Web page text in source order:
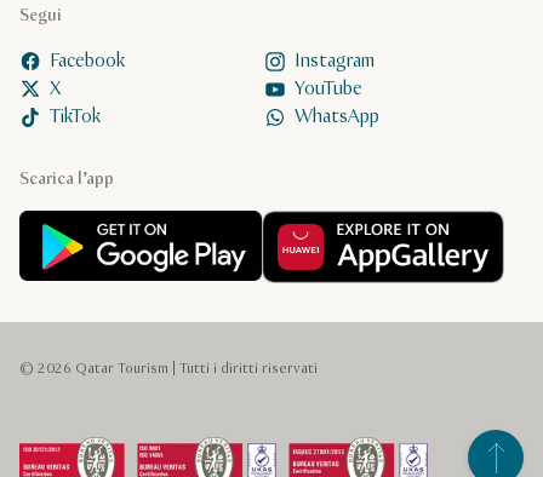
Scarica l’app
Segui
Facebook
Instagram
X
YouTube
TikTok
WhatsApp
© 2026 Qatar Tourism | Tutti i diritti riservati